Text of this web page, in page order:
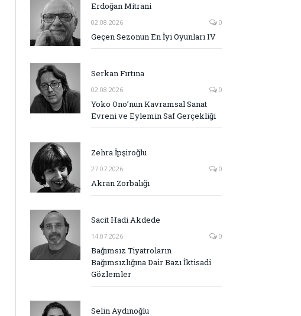
Erdoğan Mitrani
02.08.2026 0
Geçen Sezonun En İyi Oyunları IV
Serkan Fırtına
02.08.2026 0
Yoko Ono’nun Kavramsal Sanat
Evreni ve Eylemin Saf Gerçekliği
Zehra İpşiroğlu
27.07.2026 0
Akran Zorbalığı
Sacit Hadi Akdede
14.07.2026 0
Bağımsız Tiyatroların
Bağımsızlığına Dair Bazı İktisadi
Gözlemler
Selin Aydınoğlu